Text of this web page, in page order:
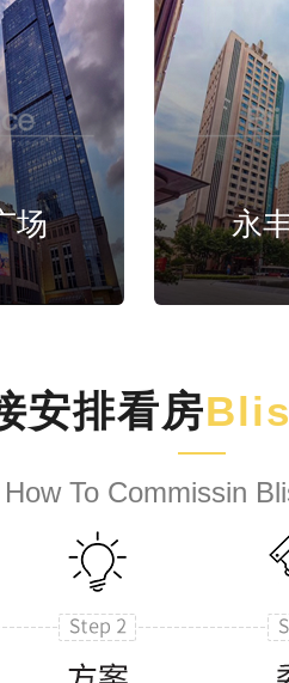
场 永
安排看房
How To Commissin